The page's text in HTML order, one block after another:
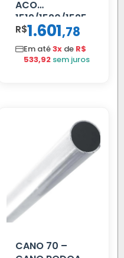
ACO
1519/1520/1525
R$1.601,78
Em até3x de R$
533,92 sem juros
CANO 70 –